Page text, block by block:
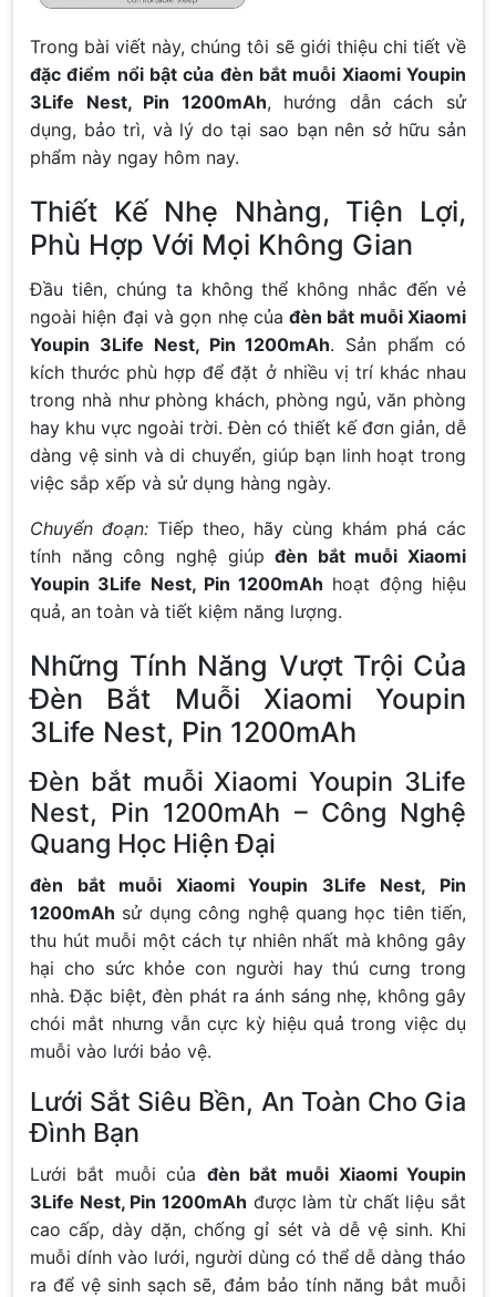
Trong bài viết này, chúng tôi sẽ giới thiệu chi tiết về
đặc điểm nổi bật của đèn bắt muỗi Xiaomi Youpin
3Life Nest, Pin 1200mAh, hướng dẫn cách sử
dụng, bảo trì, và lý do tại sao bạn nên sở hữu sản
phẩm này ngay hôm nay.
Thiết Kế Nhẹ Nhàng, Tiện Lợi,
Phù Hợp Với Mọi Không Gian
Đầu tiên, chúng ta không thể không nhắc đến vẻ
ngoài hiện đại và gọn nhẹ củađèn bắt muỗi Xiaomi
Youpin 3Life Nest, Pin 1200mAh. Sản phẩm có
kích thước phù hợp để đặt ở nhiều vị trí khác nhau
trong nhà như phòng khách, phòng ngủ, văn phòng
hay khu vực ngoài trời. Đèn có thiết kế đơn giản, dễ
dàng vệ sinh và di chuyển, giúp bạn linh hoạt trong
việc sắp xếp và sử dụng hàng ngày.
Chuyển đoạn: Tiếp theo, hãy cùng khám phá các
tính năng công nghệ giúpđèn bắt muỗi Xiaomi
Youpin 3Life Nest, Pin 1200mAh hoạt động hiệu
quả, an toàn và tiết kiệm năng lượng.
Những Tính Năng Vượt Trội Của
Đèn Bắt Muỗi Xiaomi Youpin
3Life Nest, Pin 1200mAh
Đèn bắt muỗi Xiaomi Youpin 3Life
Nest, Pin 1200mAh – Công Nghệ
Quang Học Hiện Đại
đèn bắt muỗi Xiaomi Youpin 3Life Nest, Pin
1200mAh sử dụng công nghệ quang học tiên tiến,
thu hút muỗi một cách tự nhiên nhất mà không gây
hại cho sức khỏe con người hay thú cưng trong
nhà. Đặc biệt, đèn phát ra ánh sáng nhẹ, không gây
chói mắt nhưng vẫn cực kỳ hiệu quả trong việc dụ
muỗi vào lưới bảo vệ.
Lưới Sắt Siêu Bền, An Toàn Cho Gia
Đình Bạn
Lưới bắt muỗi của đèn bắt muỗi Xiaomi Youpin
3Life Nest, Pin 1200mAh được làm từ chất liệu sắt
cao cấp, dày dặn, chống gỉ sét và dễ vệ sinh. Khi
muỗi dính vào lưới, người dùng có thể dễ dàng tháo
ra để vệ sinh sạch sẽ, đảm bảo tính năng bắt muỗi